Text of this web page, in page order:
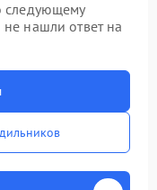
следующему
не нашли ответ на